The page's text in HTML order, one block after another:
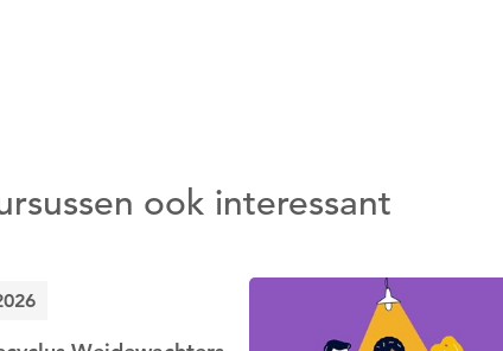
ook interessant
moet je eerst een datum kiezen